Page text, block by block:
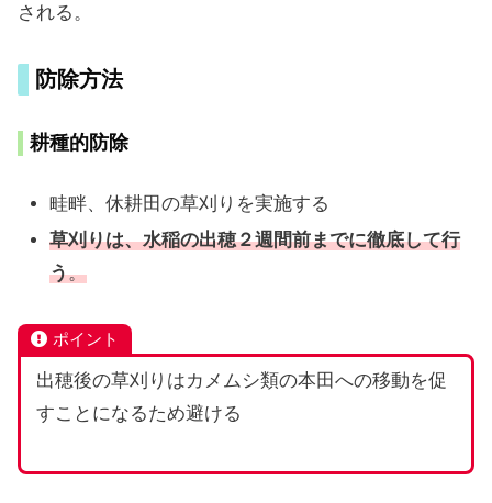
される。
防除方法
耕種的防除
畦畔、休耕田の草刈りを実施する
草刈りは、水稲の出穂２週間前までに徹底して行
う。
ポイント
出穂後の草刈りはカメムシ類の本田への移動を促
すことになるため避ける